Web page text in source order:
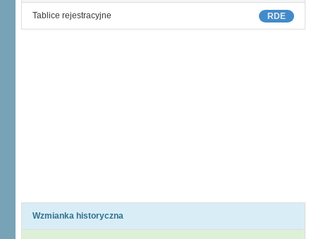
RDE
Tablice rejestracyjne
Wzmianka historyczna